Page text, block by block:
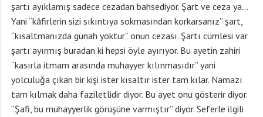
şartı ayıklamış sadece cezadan bahsediyor. Şart ve ceza ya…
Yani “kâfirlerin sizi sıkıntıya sokmasından korkarsanız” şart,
“kısaltmanızda günah yoktur” onun cezası. Şartı cümlesi var
şartı ayırmış buradan ki hepsi öyle ayırıyor. Bu ayetin zahiri
“kasırla itmam arasında muhayyer kılınmasıdır” yani
yolculuğa çıkan bir kişi ister kısaltır ister tam kılar. Namazı
tam kılmak daha faziletlidir diyor. Bu ayet onu gösterir diyor.
“Şafi, bu muhayyerlik görüşüne varmıştır” diyor. Seferle ilgili